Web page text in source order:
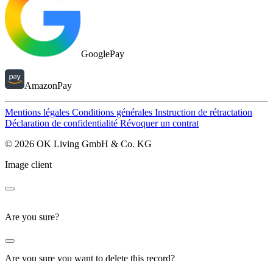
GooglePay
AmazonPay
Mentions légales Conditions générales Instruction de rétractation
Déclaration de confidentialité Révoquer un contrat
© 2026 OK Living GmbH & Co. KG
Image client
Are you sure?
Are you sure you want to delete this record?